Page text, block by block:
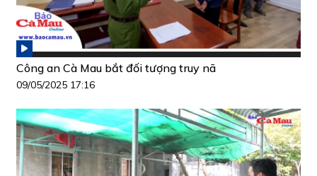
Công an Cà Mau bắt đối tượng truy nã
09/05/2025 17:16